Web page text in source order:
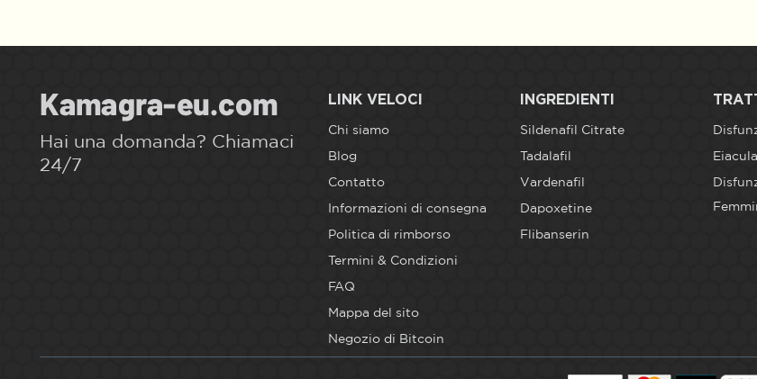
Hai una domanda? Chiamaci
24/7
LINK VELOCI
Chi siamo
Blog
Contatto
Informazioni di consegna
Politica di rimborso
Termini & Condizioni
FAQ
Mappa del sito
Negozio di Bitcoin
INGREDIENTI
Sildenafil Citrate
Tadalafil
Vardenafil
Dapoxetine
Flibanserin